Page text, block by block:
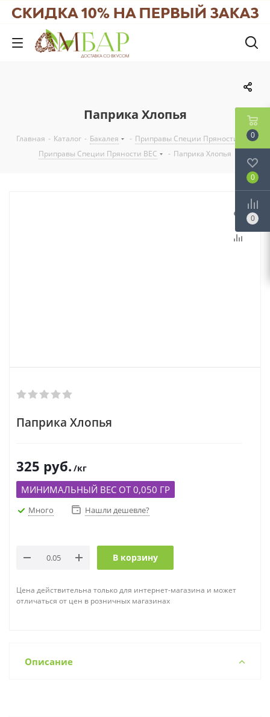
Паприка Хлопья
Главная - Каталог - Бакалея - Приправы Специи Пряности
-
Приправы Специи Пряности ВЕС
- Паприка Хлопья
Паприка Хлопья
325 руб. /кг
МИНИМАЛЬНЫЙ ВЕС ОТ 0,050 ГР
Много Нашли дешевле?
В корзину
Цена действительна только для интернет-магазина и может
отличаться от цен в розничных магазинах
Описание
0
0
0